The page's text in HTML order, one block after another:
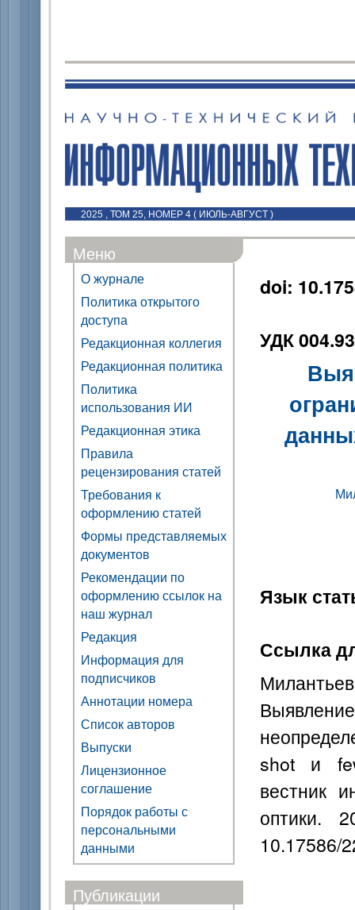
2025 , ТОМ 25, НОМЕР 4 ( ИЮЛЬ-АВГУСТ )
Меню
О журнале
Политика открытого
доступа
Редакционная коллегия
Редакционная политика
Политика
использования ИИ
Редакционная этика
Правила
рецензирования статей
Требования к
оформлению статей
Формы представляемых
документов
Рекомендации по
оформлению ссылок на
наш журнал
Редакция
Информация для
подписчиков
Аннотации номера
Список авторов
Выпуски
Лицензионное
соглашение
Порядок работы с
персональными
данными
Публикации
doi:
УДК 004.93
Язык
Ссылка
shot и
вестник
10.17586/